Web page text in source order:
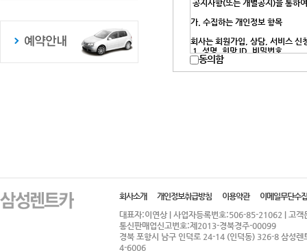
동의함
회사소개 개인정보취급방침 이용약관
이메일무단수
대표자:이연상 | 사업자등록번호:506-85-21062 | 고
통신판매업신고번호:제2013-경북경주-00099
경북 포항시 남구 인덕로 24-14 (인덕동) 326-8 삼성
4-6006